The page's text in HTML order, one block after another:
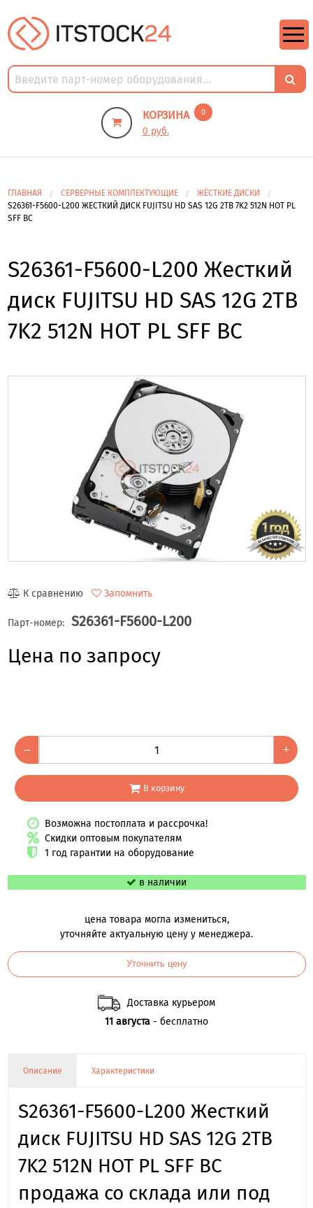
КОРЗИНА 0
0 руб.
ГЛАВНАЯ СЕРВЕРНЫЕ КОМПЛЕКТУЮЩИЕ
ЖЁСТКИЕ ДИСКИ
S26361-F5600-L200 ЖЕСТКИЙ ДИСК FUJITSU HD SAS 12G 2TB 7K2 512N HOT PL
SFF BC
S26361-F5600-L200 Жесткий
диск FUJITSU HD SAS 12G 2TB
7K2 512N HOT PL SFF BC
К сравнению Запомнить
Парт-номер: S26361-F5600-L200
Цена по запросу
– +
В корзину
Возможна постоплата и рассрочка!
Скидки оптовым покупателям
1 год гарантии на оборудование
в наличии
цена товара могла измениться,
уточняйте актуальную цену у менеджера.
Уточнить цену
Доставка курьером
11 августа - бесплатно
Описание Характеристики
S26361-F5600-L200 Жесткий
диск FUJITSU HD SAS 12G 2TB
7K2 512N HOT PL SFF BC
продажа со склада или под